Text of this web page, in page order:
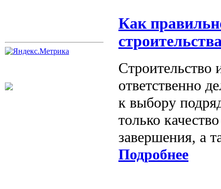
Как
ответственно
к выбору
только
завершения, а
Подробнее